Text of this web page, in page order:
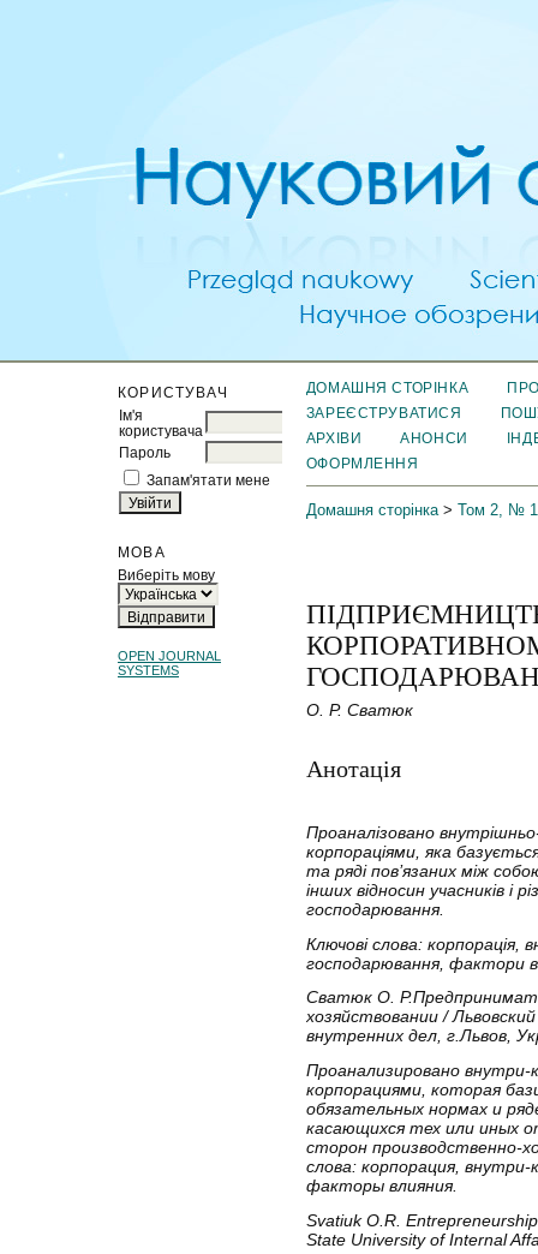
КОРИСТУВАЧ
Ім'я
користувача
Пароль
Запам'ятати мене
МОВА
Виберіть мову
OPEN JOURNAL
SYSTEMS
ДОМАШНЯ СТОРІНКА
ЗАРЕЄСТРУВАТИСЯ
АРХІВИ
АНОНСИ
ОФОРМЛЕННЯ
Домашня сторінка> Том 2, № 1
О. Р. Сватюк
Анотація
Проаналізовано
корпораціями, яка
та ряді пов’язаних між
інших відносин учасників і
господарювання.
Ключові слова: корпорація,
господарювання, фактори
Сватюк О. Р.
хозяйствовании /
внутренних дел, г.Львов,
Проанализировано
корпорациями, которая
обязательных нормах и
касающихся тех или иных
сторон производственно-
слова: корпорация,
факторы влияния.
Svatіuk O.R.
State University of Internal